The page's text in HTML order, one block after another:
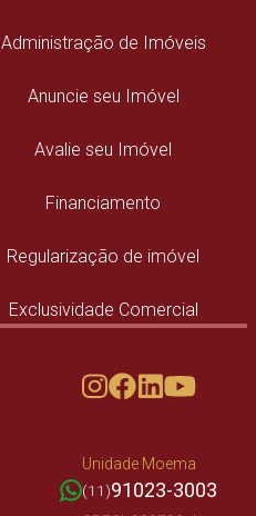
Administração de Imóveis
Anuncie seu Imóvel
Avalie seu Imóvel
Financiamento
Regularização de imóvel
Exclusividade Comercial
Unidade Moema
(11)91023-3003